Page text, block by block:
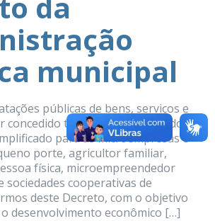
municipal
públicas de bens, serviços e
concedido tratamento favorecido,
para as microempresas e
porte, agricultor familiar,
física, microempreendedor
sociedades cooperativas de
deste Decreto, com o objetivo
desenvolvimento econômico […]